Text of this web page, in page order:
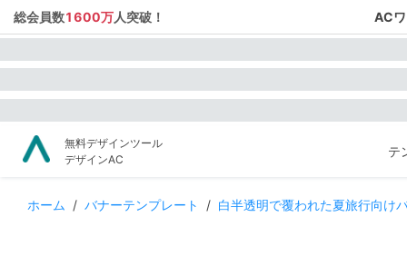
総会員数1600万人突破！ AC
無料デザインツール
デザインAC
テ
ホーム / バナーテンプレート / 白半透明で覆われた夏旅行向け